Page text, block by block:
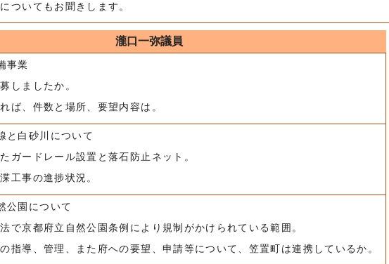
ついてもお聞きします。
瀧口一弥議員
事業
しましたか。
ば、件数と場所、要望内容は。
と白砂川について
ガードレール設置と落石防止ネット。
工事の進捗状況。
公園について
で京都府立自然公園条例により規制がかけられている範囲。
指導、管理、また府への要望、申請等について、笠置町は連携しているか。